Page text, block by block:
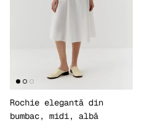
Rochie elegantă din
bumbac, midi, albă